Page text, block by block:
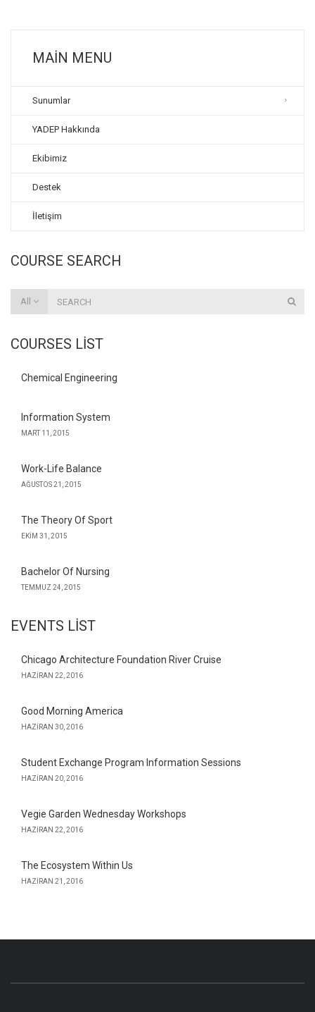
MAIN MENU
Sunumlar
YADEP Hakkında
Ekibimiz
Destek
İletişim
COURSE SEARCH
All
COURSES LIST
Chemical Engineering
Information System
MART 11, 2015
Work-Life Balance
AĞUSTOS 21, 2015
The Theory Of Sport
EKIM 31, 2015
Bachelor Of Nursing
TEMMUZ 24, 2015
EVENTS LIST
Chicago Architecture Foundation River Cruise
HAZIRAN 22, 2016
Good Morning America
HAZIRAN 30, 2016
Student Exchange Program Information Sessions
HAZIRAN 20, 2016
Vegie Garden Wednesday Workshops
HAZIRAN 22, 2016
The Ecosystem Within Us
HAZIRAN 21, 2016